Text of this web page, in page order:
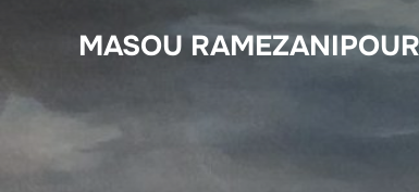
MASOU RAMEZANIPOUR